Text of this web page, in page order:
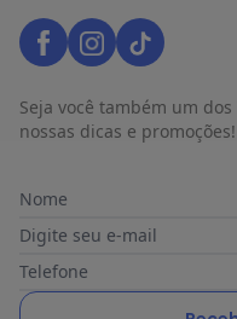
Seja você também um
nossas dicas e promoções!
Nome
Digite seu e-mail
Telefone